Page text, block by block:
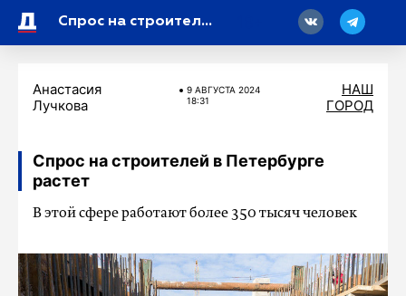
Спрос на строителей в Петербурге растет
Анастасия
Лучкова
9 АВГУСТА 2024
18:31
НАШ
ГОРОД
Спрос на строителей в Петербурге
растет
В этой сфере работают более 350 тысяч человек